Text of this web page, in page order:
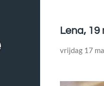
Lena,
vrijdag 17